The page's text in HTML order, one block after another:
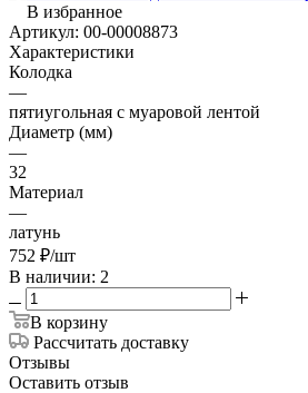
В избранное
Артикул: 00-00008873
Характеристики
Колодка
—
пятиугольная с муаровой лентой
Диаметр (мм)
—
32
Материал
—
латунь
752 ₽/шт
В наличии: 2
В корзину
Рассчитать доставку
Отзывы
Оставить отзыв